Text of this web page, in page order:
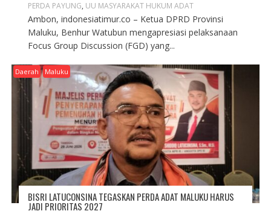
PERDA PAYUNG, UU MASYARAKAT HUKUM ADAT
Ambon, indonesiatimur.co – Ketua DPRD Provinsi
Maluku, Benhur Watubun mengapresiasi pelaksanaan
Focus Group Discussion (FGD) yang...
Daerah Maluku
BISRI LATUCONSINA TEGASKAN PERDA ADAT MALUKU HARUS
JADI PRIORITAS 2027